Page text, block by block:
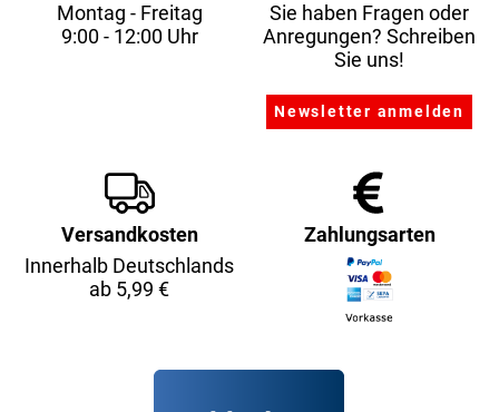
Montag - Freitag
9:00 - 12:00 Uhr
Sie haben Fragen oder
Anregungen? Schreiben
Sie uns!
Versandkosten
Innerhalb Deutschlands
ab 5,99 €
Zahlungsarten